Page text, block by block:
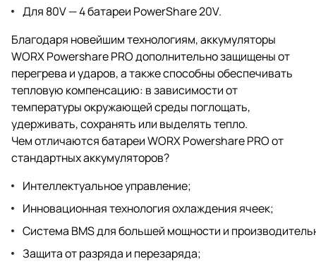
Для 80V — 4 батареи PowerShare 20V.
Благодаря новейшим технологиям, аккумуляторы
WORX Powershare PRO дополнительно защищены от
перегрева и ударов, а также способны обеспечивать
тепловую компенсацию: в зависимости от
температуры окружающей среды поглощать,
удерживать, сохранять или выделять тепло.
Чем отличаются батареи WORX Powershare PRO от
стандартных аккумуляторов?
Интеллектуальное управление;
Инновационная технология охлаждения ячеек;
Система BMS для большей мощности и
Защита от разряда и перезаряда;